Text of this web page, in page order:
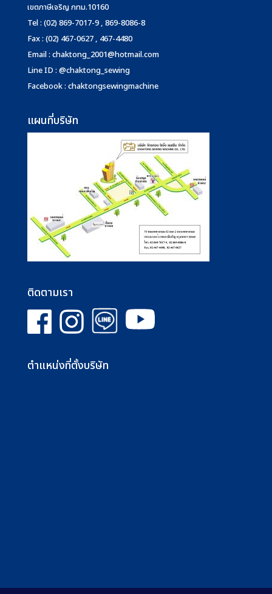
เขตภาษีเจริญ กทม.10160
Tel : (02) 869-7017-9 , 869-8086-8
Fax : (02) 467-0627 , 467-4480
Email : chaktong_2001@hotmail.com
Line ID : @chaktong_sewing
Facebook : chaktongsewingmachine
แผนที่บริษัท
ติดตามเรา
ตำแหน่งที่ตั้งบริษัท